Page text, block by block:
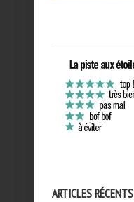
ARTICLES RÉCENTS